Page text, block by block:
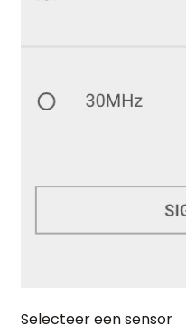
Selecteer een sensor